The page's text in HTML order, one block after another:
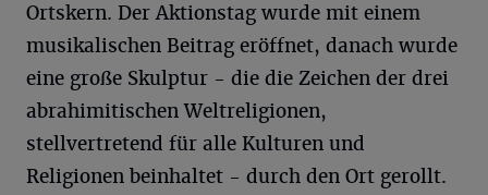
Ortskern. Der Aktionstag wurde mit einem
musikalischen Beitrag eröffnet, danach wurde
eine große Skulptur - die die Zeichen der drei
abrahimitischen Weltreligionen,
stellvertretend für alle Kulturen und
Religionen beinhaltet - durch den Ort gerollt.